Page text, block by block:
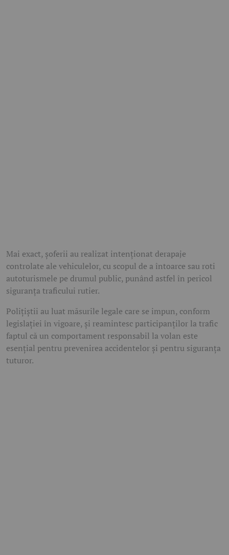
Mai exact, șoferii au realizat intenționat derapaje
controlate ale vehiculelor, cu scopul de a întoarce sau roti
autoturismele pe drumul public, punând astfel în pericol
siguranța traficului rutier.
Polițiștii au luat măsurile legale care se impun, conform
legislației în vigoare, și reamintesc participanților la trafic
faptul că un comportament responsabil la volan este
esențial pentru prevenirea accidentelor și pentru siguranța
tuturor.